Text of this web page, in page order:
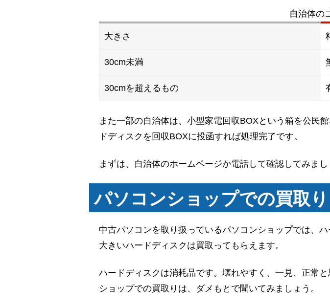
自治体の
大きさ
30cm未満
30cmを超えるもの
また一部の自治体は、小型家電回収BOXという箱を公民
ドディスクを回収BOXに投函すれば処理完了です。
まずは、自治体のホームページか電話して確認してみまし
パソコンショップでの買取り
中古パソコンを取り扱っているパソコンショップでは、
大きいハードディスクは買取ってもらえます。
ハードディスクは消耗品です。壊れやすく、一見、正常
ショップでの買取りは、ダメもとで聞いてみましょう。